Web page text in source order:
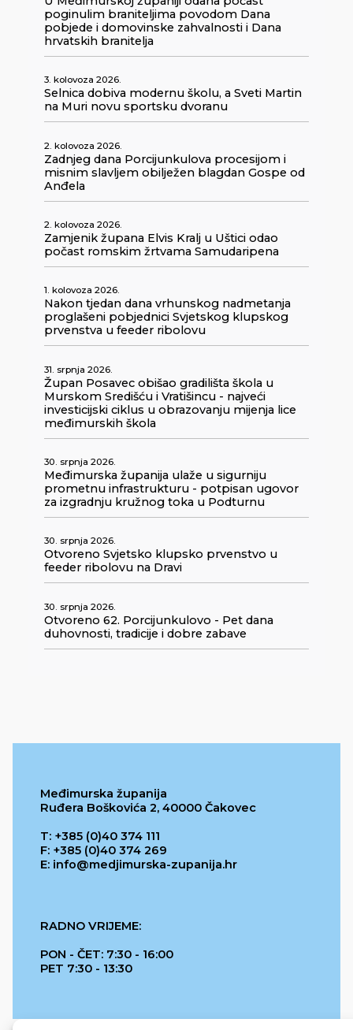
poginulim braniteljima povodom Dana
pobjede i domovinske zahvalnosti i Dana
hrvatskih branitelja
3. kolovoza 2026.
Selnica dobiva modernu školu, a Sveti Martin
na Muri novu sportsku dvoranu
2. kolovoza 2026.
Zadnjeg dana Porcijunkulova procesijom i
misnim slavljem obilježen blagdan Gospe od
Anđela
2. kolovoza 2026.
Zamjenik župana Elvis Kralj u Uštici odao
počast romskim žrtvama Samudaripena
1. kolovoza 2026.
Nakon tjedan dana vrhunskog nadmetanja
proglašeni pobjednici Svjetskog klupskog
prvenstva u feeder ribolovu
31. srpnja 2026.
Župan Posavec obišao gradilišta škola u
Murskom Središću i Vratišincu - najveći
investicijski ciklus u obrazovanju mijenja lice
međimurskih škola
30. srpnja 2026.
Međimurska županija ulaže u sigurniju
prometnu infrastrukturu - potpisan ugovor
za izgradnju kružnog toka u Podturnu
30. srpnja 2026.
Otvoreno Svjetsko klupsko prvenstvo u
feeder ribolovu na Dravi
30. srpnja 2026.
Otvoreno 62. Porcijunkulovo - Pet dana
duhovnosti, tradicije i dobre zabave
Međimurska županija
Ruđera Boškovića 2, 40000 Čakovec
T: +385 (0)40 374 111
F: +385 (0)40 374 269
E: info@medjimurska-zupanija.hr
RADNO VRIJEME:
PON - ČET: 7:30 - 16:00
PET 7:30 - 13:30